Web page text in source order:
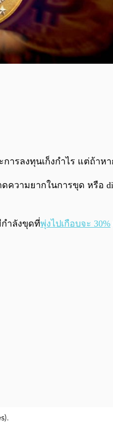
ะการลงทุนเก็งกำไร แต่
ดความยากในการขุด หรือ
ำลังขุดที่พุ่งไปเกือบจะ 30%